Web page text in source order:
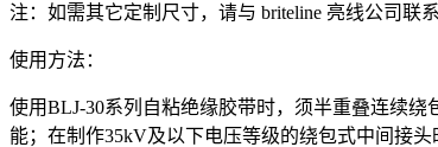
注：如需其它定制尺寸，请与 briteline 亮线公司联系
使用方法：
使用BLJ-30系列自粘绝缘胶带时，须半重叠连续
能；在制作35kV及以下电压等级的绕包式中间接